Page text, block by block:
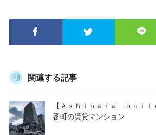
関連する記事
【Ａｓｈｉｈａｒａ ｂｕｉｌ
番町の賃貸マンション